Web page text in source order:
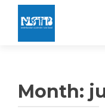
Month: